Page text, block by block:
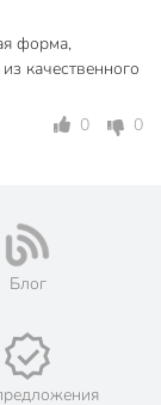
форма,
качественного
0
0
Блог